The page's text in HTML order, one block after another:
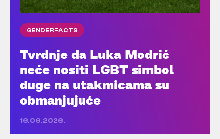
GENDERFACTS
Tvrdnje da Luka Modrić
neće nositi LGBT simbol
duge na utakmicama su
obmanjujuće
16.06.2026.